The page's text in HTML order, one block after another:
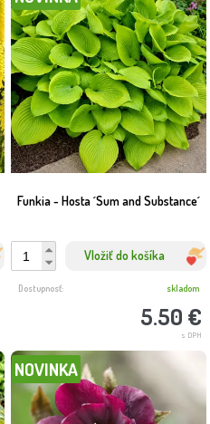
Funkia - Hosta ´Sum and Substance´
Vložiť do košíka
5.50 €
s DPH
Dostupnosť: skladom
NOVINKA